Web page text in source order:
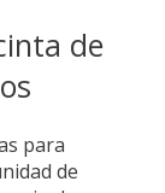
de
para
de